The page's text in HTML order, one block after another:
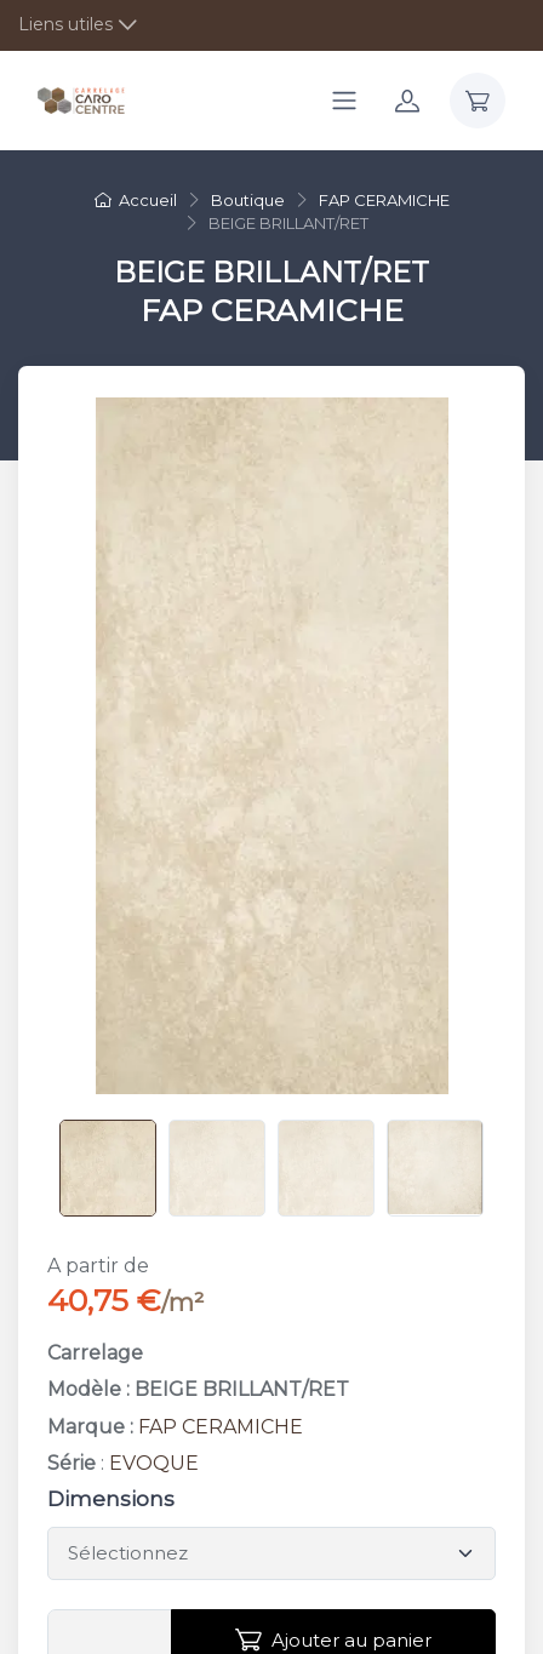
Liens utiles
Accueil Boutique
FAP CERAMICHE
BEIGE BRILLANT/RET
BEIGE BRILLANT/RET
FAP CERAMICHE
A partir de
40,75 €/m²
Carrelage
Modèle : BEIGE BRILLANT/RET
Marque : FAP CERAMICHE
Série : EVOQUE
Dimensions
Ajouter au panier